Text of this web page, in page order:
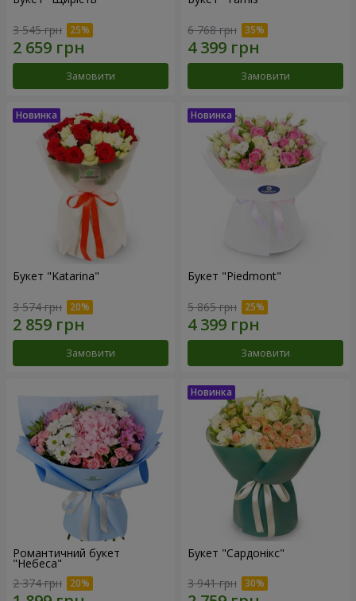
3 545 грн
Замовити
6 768 грн
Замовити
Букет "Katarina"
3 574 грн
Замовити
Букет "Piedmont"
5 865 грн
Замовити
Романтичний букет
"Небеса"
2 374 грн
Букет "Сардонікс"
3 941 грн